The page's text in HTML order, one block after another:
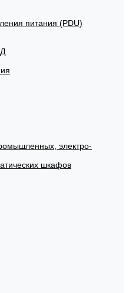
питания (PDU)
электро-
шкафов